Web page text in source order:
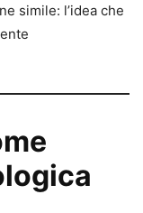
simile: l’idea che